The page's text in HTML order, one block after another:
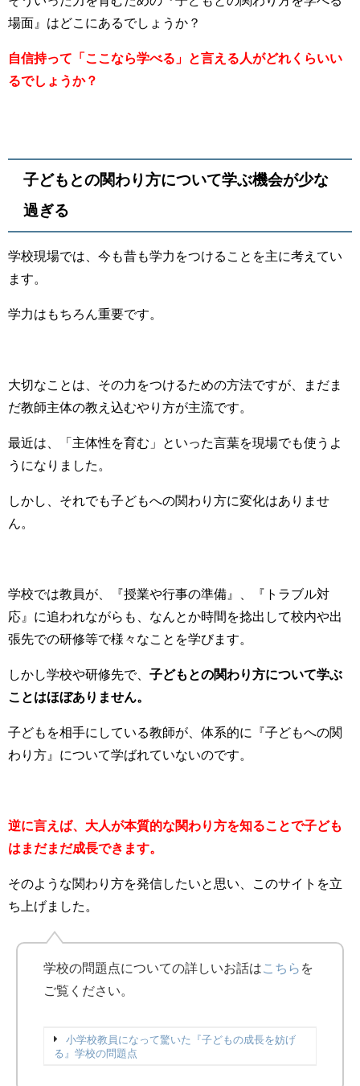
場面』はどこにあるでしょうか？
自信持って「ここなら学べる」と言える人がどれくらいい
るでしょうか？
子どもとの関わり方について学ぶ機会が少な
過ぎる
学校現場では、今も昔も学力をつけることを主に考えてい
ます。
学力はもちろん重要です。
大切なことは、その力をつけるための方法ですが、まだま
だ教師主体の教え込むやり方が主流です。
最近は、「主体性を育む」といった言葉を現場でも使うよ
うになりました。
しかし、それでも子どもへの関わり方に変化はありませ
ん。
学校では教員が、『授業や行事の準備』、『トラブル対
応』に追われながらも、なんとか時間を捻出して校内や出
張先での研修等で様々なことを学びます。
しかし学校や研修先で、 子どもとの関わり方について学ぶ
ことはほぼありません。
子どもを相手にしている教師が、体系的に『子どもへの関
わり方』について学ばれていないのです。
逆に言えば、大人が本質的な関わり方を知ることで子ども
はまだまだ成長できます。
そのような関わり方を発信したいと思い、このサイトを立
ち上げました。
学校の問題点についての詳しいお話は こちら を
ご覧ください。
小学校教員になって驚いた『子どもの成長を妨げ
る』学校の問題点